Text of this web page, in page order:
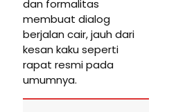
dan formalitas
membuat dialog
berjalan cair, jauh dari
kesan kaku seperti
rapat resmi pada
umumnya.